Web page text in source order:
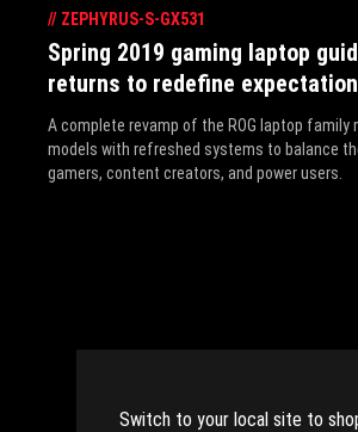
Switch to your local site to
// ZEPHYRUS-S-GX531
Spring 2019 gaming laptop
returns to redefine
A complete revamp of the ROG laptop family
models with refreshed systems to balance
gamers, content creators, and power users.